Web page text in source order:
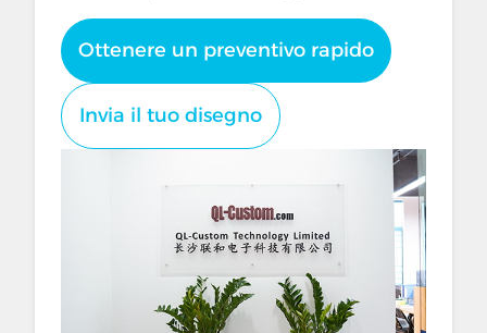
Ottenere un preventivo rapido
Invia il tuo disegno